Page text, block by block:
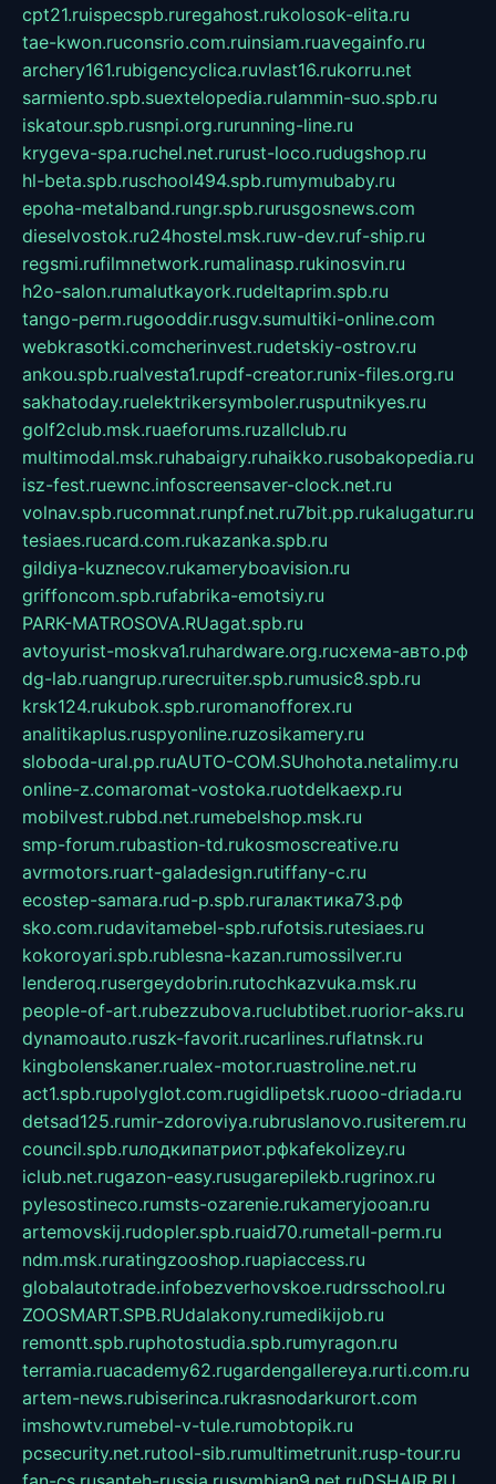
cpt21.ruispecspb.ruregahost.rukolosok-elita.ru
tae-kwon.ruconsrio.com.ruinsiam.ruavegainfo.ru
archery161.rubigencyclica.ruvlast16.rukorru.net
sarmiento.spb.suextelopedia.rulammin-suo.spb.ru
iskatour.spb.rusnpi.org.rurunning-line.ru
krygeva-spa.ruchel.net.rurust-loco.rudugshop.ru
hl-beta.spb.ruschool494.spb.rumymubaby.ru
epoha-metalband.rungr.spb.rurusgosnews.com
dieselvostok.ru24hostel.msk.ruw-dev.ruf-ship.ru
regsmi.rufilmnetwork.rumalinasp.rukinosvin.ru
h2o-salon.rumalutkayork.rudeltaprim.spb.ru
tango-perm.rugooddir.rusgv.sumultiki-online.com
webkrasotki.comcherinvest.rudetskiy-ostrov.ru
ankou.spb.rualvesta1.rupdf-creator.runix-files.org.ru
sakhatoday.ruelektrikersymboler.rusputnikyes.ru
golf2club.msk.ruaeforums.ruzallclub.ru
multimodal.msk.ruhabaigry.ruhaikko.rusobakopedia.ru
isz-fest.ruewnc.infoscreensaver-clock.net.ru
volnav.spb.rucomnat.runpf.net.ru7bit.pp.rukalugatur.ru
tesiaes.rucard.com.rukazanka.spb.ru
gildiya-kuznecov.rukameryboavision.ru
griffoncom.spb.rufabrika-emotsiy.ru
PARK-MATROSOVA.RUagat.spb.ru
avtoyurist-moskva1.ruhardware.org.ruсхема-авто.рф
dg-lab.ruangrup.rurecruiter.spb.rumusic8.spb.ru
krsk124.rukubok.spb.ruromanofforex.ru
analitikaplus.ruspyonline.ruzosikamery.ru
sloboda-ural.pp.ruAUTO-COM.SUhohota.netalimy.ru
online-z.comaromat-vostoka.ruotdelkaexp.ru
mobilvest.rubbd.net.rumebelshop.msk.ru
smp-forum.rubastion-td.rukosmoscreative.ru
avrmotors.ruart-galadesign.rutiffany-c.ru
ecostep-samara.rud-p.spb.ruгалактика73.рф
sko.com.rudavitamebel-spb.rufotsis.rutesiaes.ru
kokoroyari.spb.rublesna-kazan.rumossilver.ru
lenderoq.rusergeydobrin.rutochkazvuka.msk.ru
people-of-art.rubezzubova.ruclubtibet.ruorior-aks.ru
dynamoauto.ruszk-favorit.rucarlines.ruflatnsk.ru
kingbolenskaner.rualex-motor.ruastroline.net.ru
act1.spb.rupolyglot.com.rugidlipetsk.ruooo-driada.ru
detsad125.rumir-zdoroviya.rubruslanovo.rusiterem.ru
council.spb.ruлодкипатриот.рфkafekolizey.ru
iclub.net.rugazon-easy.rusugarepilekb.rugrinox.ru
pylesostineco.rumsts-ozarenie.rukameryjooan.ru
artemovskij.rudopler.spb.ruaid70.rumetall-perm.ru
ndm.msk.ruratingzooshop.ruapiaccess.ru
globalautotrade.infobezverhovskoe.rudrsschool.ru
ZOOSMART.SPB.RUdalakony.rumedikijob.ru
remontt.spb.ruphotostudia.spb.rumyragon.ru
terramia.ruacademy62.rugardengallereya.rurti.com.ru
artem-news.rubiserinca.rukrasnodarkurort.com
imshowtv.rumebel-v-tule.rumobtopik.ru
pcsecurity.net.rutool-sib.rumultimetrunit.rusp-tour.ru